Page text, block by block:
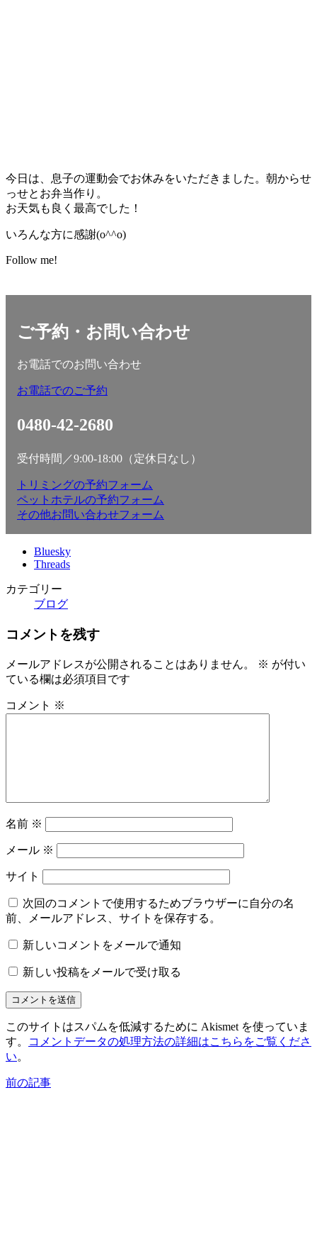
今日は、息子の運動会でお休みをいただきました。朝からせ
っせとお弁当作り。
お天気も良く最高でした！
いろんな方に感謝(o^^o)
Follow me!
ご予約・お問い合わせ
お電話でのお問い合わせ
お電話でのご予約
0480-42-2680
受付時間／9:00-18:00（定休日なし）
トリミングの予約フォーム
ペットホテルの予約フォーム
その他お問い合わせフォーム
Bluesky
Threads
カテゴリー
ブログ
コメントを残す
メールアドレスが公開されることはありません。 ※ が付い
ている欄は必須項目です
コメント ※
名前 ※
メール ※
サイト
次回のコメントで使用するためブラウザーに自分の名
前、メールアドレス、サイトを保存する。
新しいコメントをメールで通知
新しい投稿をメールで受け取る
このサイトはスパムを低減するために Akismet を使っていま
す。
コメントデータの処理方法の詳細はこちらをご覧くださ
い。
前の記事